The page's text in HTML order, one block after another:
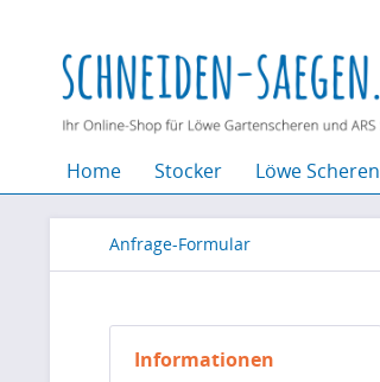
Home Stocker Löwe Scheren
Anfrage-Formular
Informationen